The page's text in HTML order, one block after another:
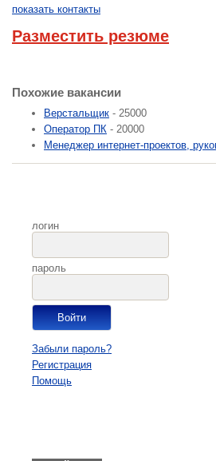
показать контакты
Разместить резюме
Похожие вакансии
Верстальщик - 25000
Оператор ПК - 20000
Менеджер интернет-проектов,
логин
пароль
Забыли пароль?
Регистрация
Помощь